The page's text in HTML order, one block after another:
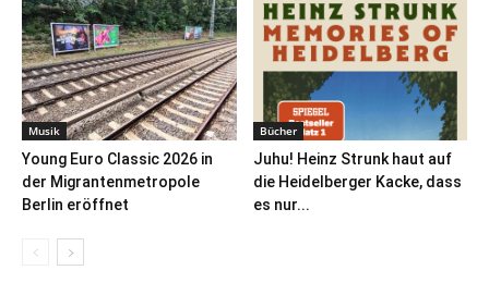
Musik
Young Euro Classic 2026 in
der Migrantenmetropole
Berlin eröffnet
Bücher
Juhu! Heinz Strunk haut auf
die Heidelberger Kacke, dass
es nur...